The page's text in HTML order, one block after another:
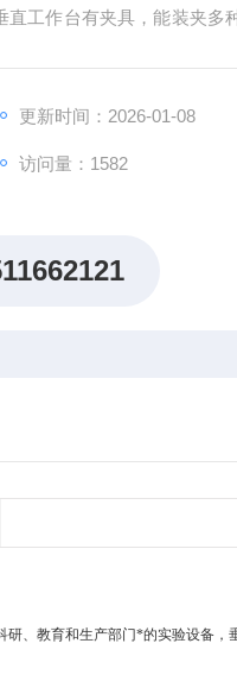
工作台有夹具，能装夹多
更新时间：2026-01-08
访问量：1582
、教育和生产部门*的实验设备，